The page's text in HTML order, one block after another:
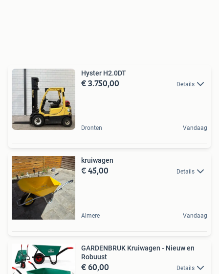
Hyster H2.0DT
€ 3.750,00 Details
Dronten Vandaag
kruiwagen
€ 45,00 Details
Almere Vandaag
GARDENBRUK Kruiwagen - Nieuw en
Robuust
€ 60,00 Details